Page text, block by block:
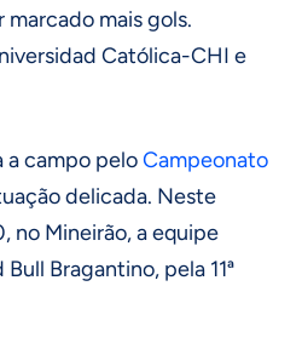
mais gols.
Católica-CHI e
a campo peloCampeonato
delicada. Neste
no Mineirão, a equipe
Bragantino, pela 11ª